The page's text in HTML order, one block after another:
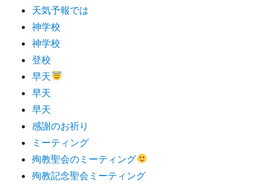
天気予報では
神学校
神学校
登校
早天
早天
早天
感謝のお祈り
ミーティング
殉教聖会のミーティング
殉教記念聖会ミーティング